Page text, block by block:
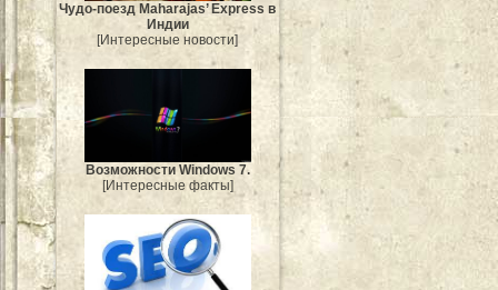
Чудо-поезд Maharajas’ Express в
Индии
[Интересные новости]
Возможности Windows 7.
[Интересные факты]